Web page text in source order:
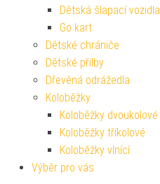
Dětská šlapací vozidla
Go kart
Dětské chrániče
Dětské přilby
Dřevěná odrážedla
Koloběžky
Koloběžky dvoukolové
Koloběžky tříkolové
Koloběžky vlnící
Výběr pro vás